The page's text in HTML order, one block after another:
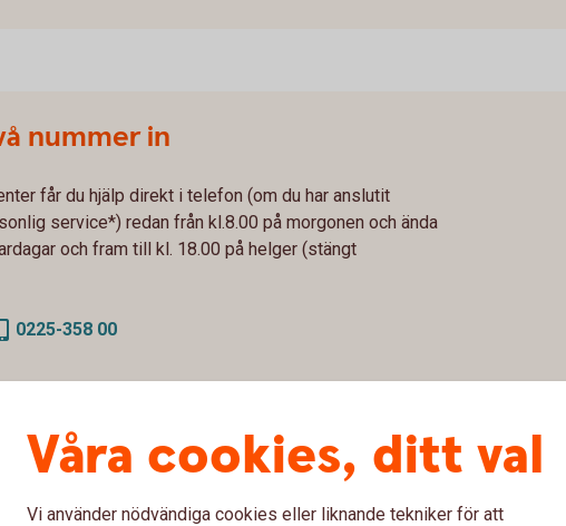
nummer in
får du hjälp direkt i telefon (om du har anslutit
service*) redan från kl.8.00 på morgonen och ända
och fram till kl. 18.00 på helger (stängt
0225-358 00
så ansluter du dig under menyvalet
Följ därefter de enkla stegen för att aktivera
Våra cookies, ditt val
Vi använder nödvändiga cookies eller liknande tekniker för att